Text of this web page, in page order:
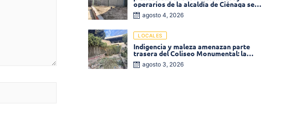
operarios de la alcaldía de Ciénaga se
ponen la 10! Realizan limpieza de la
parte posterior del Coliseo
agosto 4, 2026
LOCALES
Indigencia y maleza amenazan parte
trasera del Coliseo Monumental: la
comunidad exige acción inmediata!
agosto 3, 2026